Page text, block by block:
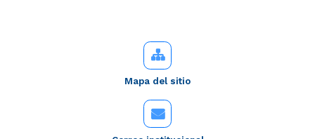
Mapa del sitio